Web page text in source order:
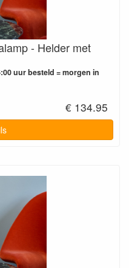
- Helder met
uur besteld = morgen in
€ 134.95